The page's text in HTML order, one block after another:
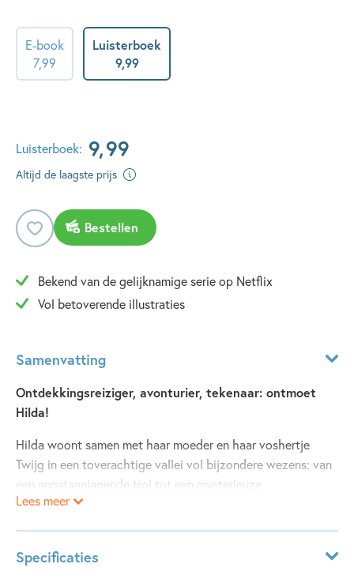
E-book
7,99
Luisterboek
9,99
Luisterboek: 9,99
Altijd de laagste prijs
Bestellen
Bekend van de gelijknamige serie op Netflix
Vol betoverende illustraties
Samenvatting
Ontdekkingsreiziger, avonturier, tekenaar: ontmoet
Hilda!
Hilda woont samen met haar moeder en haar voshertje
Twijg in een toverachtige vallei vol bijzondere wezens: van
een angstaanjagende trol tot een mysterieuze
Middernachtreus.
aan Hilda ligt, komt daar niks van in! Zal het haar lukken om
Lees meer
Specificaties